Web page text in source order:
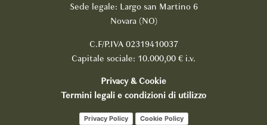
Sede legale: Largo san Martino 6
Novara (NO)
C.F/P.IVA 02319410037
Capitale sociale: 10.000,00 € i.v.
Privacy & Cookie
Termini legali e condizioni di utilizzo
Privacy Policy Cookie Policy